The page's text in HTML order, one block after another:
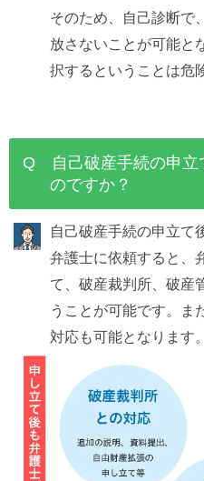
そのため、自己診断で
放さないことが可能と
択するということは危
Q 自己破産手続の申立
のですか？
自己破産手続の申立て
弁護士に依頼すると、
て、破産裁判所、破産
うことが可能です。ま
対応も可能となります。